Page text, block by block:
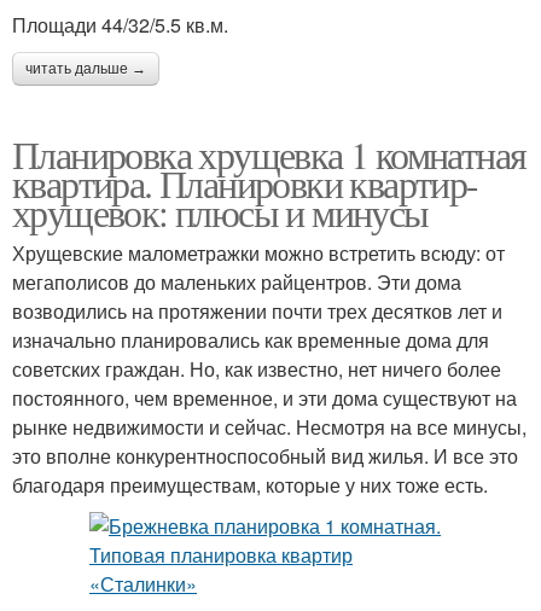
Площади 44/32/5.5 кв.м.
читать дальше →
Планировка хрущевка 1 комнатная
квартира. Планировки квартир-
хрущевок: плюсы и минусы
Хрущевские малометражки можно встретить всюду: от
мегаполисов до маленьких райцентров. Эти дома
возводились на протяжении почти трех десятков лет и
изначально планировались как временные дома для
советских граждан. Но, как известно, нет ничего более
постоянного, чем временное, и эти дома существуют на
рынке недвижимости и сейчас. Несмотря на все минусы,
это вполне конкурентноспособный вид жилья. И все это
благодаря преимуществам, которые у них тоже есть.